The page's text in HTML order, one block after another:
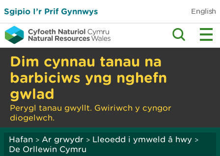
Sgipio I’r Prif Gynnwys English
Dim cynnau tanau na
barbiciws yng nghefn
gwlad
Perygl tanau gwyllt. Gwiriwch y cyngor
diogelwch.
Hafan > Ar grwydr > Lleoedd i ymweld â hwy >
De Orllewin Cymru